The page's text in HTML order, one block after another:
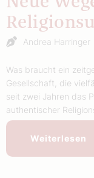
Andrea Harringer
Was braucht ein
Gesellschaft, die
seit zwei Jahren das
authentischer
Weiterlesen